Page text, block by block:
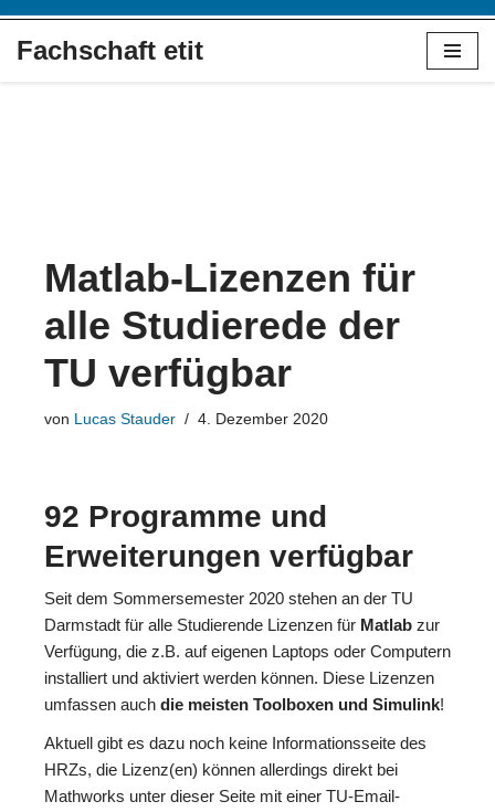
Fachschaft etit
Matlab-Lizenzen für
alle Studierede der
TU verfügbar
von Lucas Stauder 4. Dezember 2020
92 Programme und
Erweiterungen verfügbar
Seit dem Sommersemester 2020 stehen an der TU
Darmstadt für alle Studierende Lizenzen für Matlab zur
Verfügung, die z.B. auf eigenen Laptops oder Computern
installiert und aktiviert werden können. Diese Lizenzen
umfassen auch die meisten Toolboxen und Simulink!
Aktuell gibt es dazu noch keine Informationsseite des
HRZs, die Lizenz(en) können allerdings direkt bei
Mathworks unter dieser Seite mit einer TU-Email-